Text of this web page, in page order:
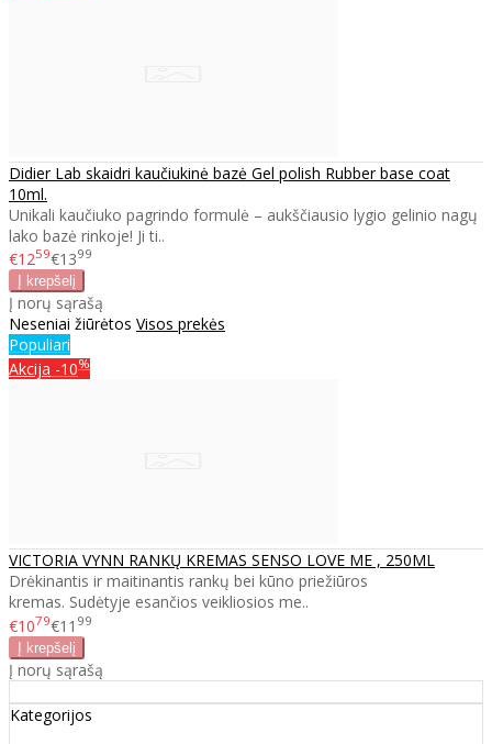
Didier Lab skaidri kaučiukinė bazė Gel polish Rubber base coat
10ml.
Unikali kaučiuko pagrindo formulė – aukščiausio lygio gelinio nagų
lako bazė rinkoje! Ji ti..
€1259€1399
Į norų sąrašą
Neseniai žiūrėtos Visos prekės
Populiari
Akcija -10%
VICTORIA VYNN RANKŲ KREMAS SENSO LOVE ME , 250ML
Drėkinantis ir maitinantis rankų bei kūno priežiūros
kremas. Sudėtyje esančios veikliosios me..
€1079€11 99
Į norų sąrašą
Kategorijos